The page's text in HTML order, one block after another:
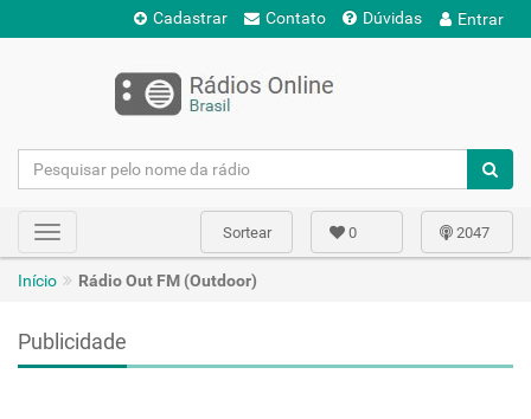
Cadastrar Contato Dúvidas Entrar
Toggle
navigation
2047
0
Sortear
Início Rádio Out FM (Outdoor)
Publicidade